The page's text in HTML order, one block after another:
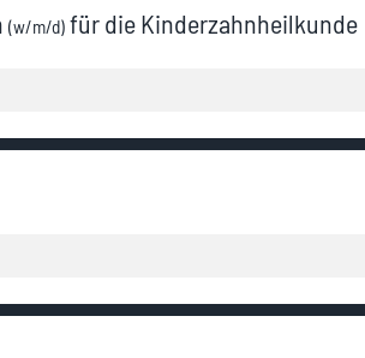
(w/m/d) für die Kinderzahnheilkunde